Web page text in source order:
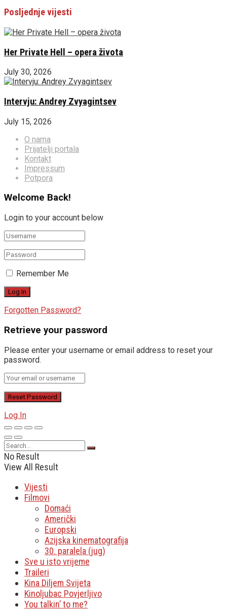
Posljednje vijesti
Her Private Hell – opera života
July 30, 2026
Intervju: Andrey Zvyagintsev
July 15, 2026
O nama
Prijatelji portala
Kontakt
Impressum
Potpora
Welcome Back!
Login to your account below
Remember Me
Forgotten Password?
Retrieve your password
Please enter your username or email address to reset your
password.
Log In
No Result
View All Result
Vijesti
Filmovi
Domaći
Američki
Europski
Azijska kinematografija
30. paralela (jug)
Sve u isto vrijeme
Traileri
Kina Diljem Svijeta
Kinoljubac Povjerljivo
You talkin’ to me?